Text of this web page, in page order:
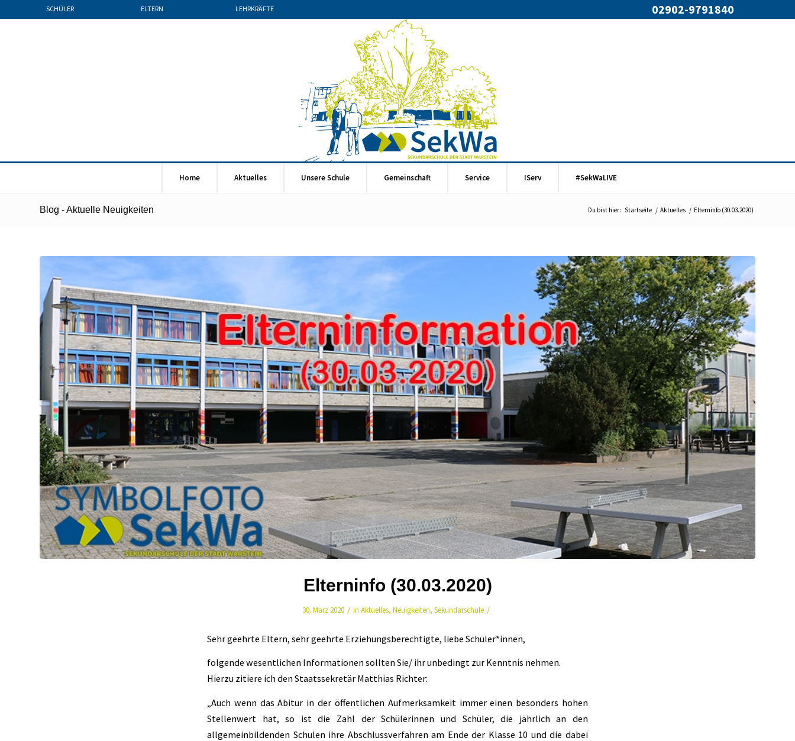
SCHÜLER ELTERN LEHRKRÄFTE 02902-9791840
Home Aktuelles Unsere Schule Gemeinschaft Service IServ #SekWaLIVE
Blog - Aktuelle Neuigkeiten Du bist hier: Startseite / Aktuelles / Elterninfo (30.03.2020)
Elterninfo (30.03.2020)
30. März 2020 / in Aktuelles, Neuigkeiten, Sekundarschule /
Sehr geehrte Eltern, sehr geehrte Erziehungsberechtigte, liebe Schüler*innen,
folgende wesentlichen Informationen sollten Sie/ ihr unbedingt zur Kenntnis nehmen.
Hierzu zitiere ich den Staatssekretär Matthias Richter:
„Auch wenn das Abitur in der öffentlichen Aufmerksamkeit immer einen besonders hohen
Stellenwert hat, so ist die Zahl der Schülerinnen und Schüler, die jährlich an den
allgemeinbildenden Schulen ihre Abschlussverfahren am Ende der Klasse 10 und die dabei